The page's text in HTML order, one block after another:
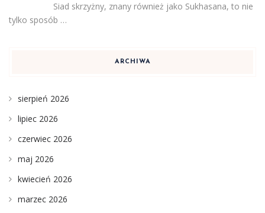
Siad skrzyżny, znany również jako Sukhasana, to nie
tylko sposób …
ARCHIWA
sierpień 2026
lipiec 2026
czerwiec 2026
maj 2026
kwiecień 2026
marzec 2026